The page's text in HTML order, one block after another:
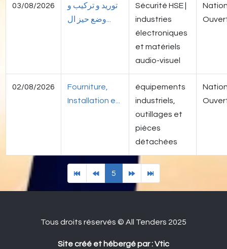
03/08/2026
توريد و تركيب و
وضع حيز ال...
Sécurité HSE |
industries
électroniques
et matériels
audio-visuel
02/08/2026
Fourniture,
Installation e...
équipements
industriels,
outillages et
pièces
détachées
5
Tous droits réservés © All Tenders 2025
Site créé et hébergé par : Vtic